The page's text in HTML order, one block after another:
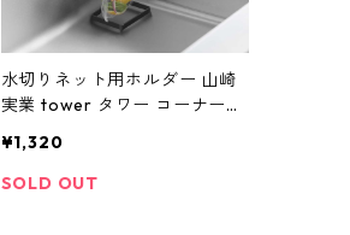
水切りネット用ホルダー 山崎
実業 tower タワー コーナーに
スクエア 10206 ブラック
¥1,320
SOLD OUT